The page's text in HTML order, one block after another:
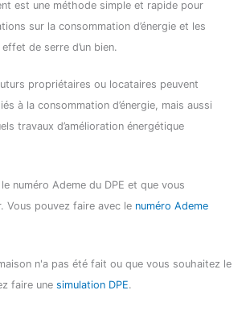
est une méthode simple et rapide pour
sur la consommation d’énergie et les
de serre d’un bien.
propriétaires ou locataires peuvent
à la consommation d’énergie, mais aussi
travaux d’amélioration énergétique
numéro Ademe du DPE et que vous
Vous pouvez faire avec le numéro Ademe
n'a pas été fait ou que vous souhaitez le
faire une simulation DPE.